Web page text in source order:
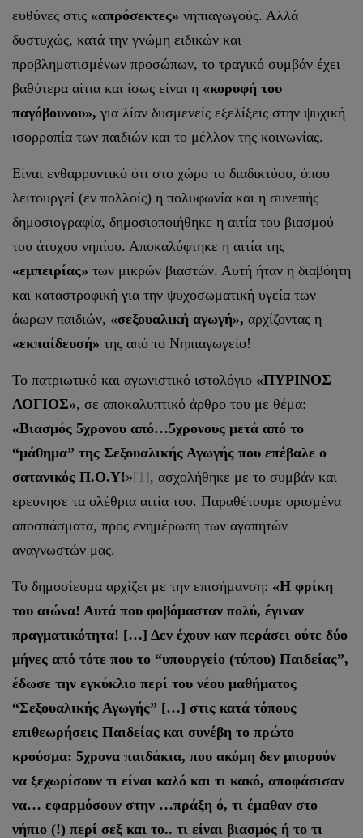
ευθύνες στις «απρόσεκτες» νηπιαγωγούς. Αλλά
δυστυχώς, κατά την γνώμη ειδικών και
προβληματισμένων προσώπων, το τραγικό συμβάν έχει
βαθύτερα αίτια και ίσως είναι η «κορυφή του
παγόβουνου», για λίαν δυσμενείς εξελίξεις στην ψυχική
ισορροπία των παιδιών και το μέλλον της κοινωνίας.
Είναι ενθαρρυντικό ότι στο χώρο το διαδικτύου, όπου
λειτουργεί (εν πολλοίς) η πολυφωνία και η συνεπής
δημοσιογραφία, δημοσιοποιήθηκε η αιτία του βιασμού
του άτυχου νηπίου. Αποκαλύφτηκε η αιτία της
«εμπειρίας» των μικρών βιαστών. Αυτή ήταν η διαβόητη
και καταστροφική για την ψυχοσωματική υγεία των
άωρων παιδιών, «σεξουαλική αγωγή», αρχίζοντας η
«εκπαίδευσή» της από το Νηπιαγωγείο!
Το πατριωτικό και αγωνιστικό ιστολόγιο «ΠΥΡΙΝΟΣ
ΛΟΓΙΟΣ», σε αποκαλυπτικό άρθρο του με θέμα:
«Βιασμός 5χρονου από…5χρονους μετά από το
“μάθημα” της Σεξουαλικής Αγωγής που επέβαλε ο
σατανικός Π.Ο.Υ!»[1], ασχολήθηκε με το συμβάν και
ερεύνησε τα ολέθρια αιτία του. Παραθέτουμε ορισμένα
αποσπάσματα, προς ενημέρωση των αγαπητών
αναγνωστών μας.
Το δημοσίευμα αρχίζει με την επισήμανση: «Η φρίκη
του αιώνα! Αυτά που φοβόμασταν πολύ, έγιναν
πραγματικότητα! […] Δεν έχουν καν περάσει ούτε δύο
μήνες από τότε που το “υπουργείο (τύπου) Παιδείας”,
έδωσε την εγκύκλιο περί του νέου μαθήματος
“Σεξουαλικής Αγωγής” […] στις κατά τόπους
επιθεωρήσεις Παιδείας και συνέβη το πρώτο
κρούσμα: 5χρονα παιδάκια, που ακόμη δεν μπορούν
να ξεχωρίσουν τι είναι καλό και τι κακό, αποφάσισαν
να… εφαρμόσουν στην …πράξη ό, τι έμαθαν στο
νήπιο (!) περί σεξ και το.. τι είναι βιασμός ή το τι